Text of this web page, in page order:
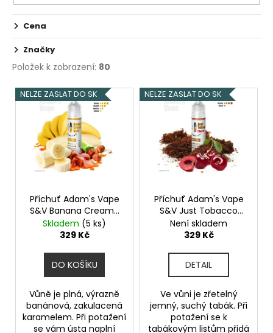
Cena
Značky
Položek k zobrazení: 80
V
ý
NELZE ZASLAT DO SK
Příchuť Adam's Vape
S&V Banana Creamy
Nuts 10mlBanány s
krémovým
Skladem (5 ks)
329 Kč
DO KOŠÍKU
Vůně je plná, výrazně
banánová, zakulacená
karamelem. Při potažení
se vám ústa naplní
NELZE ZASLAT DO SK
Příchuť Adam's Vape
S&V Just Tobacco
Cherry 10mlTabák s
třešní
Není skladem
329 Kč
DETAIL
Ve vůni je zřetelný
jemný, suchý tabák. Při
potažení se k
tabákovým listům přidá
JOYETECH
ATOMIZER
EX
0,5
OHM
Kč